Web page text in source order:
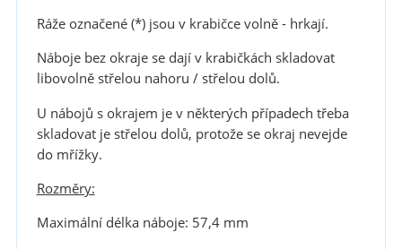
Ráže označené (*) jsou v krabičce volně - hrkají.
Náboje bez okraje se dají v krabičkách skladovat
libovolně střelou nahoru / střelou dolů.
U nábojů s okrajem je v některých případech třeba
skladovat je střelou dolů, protože se okraj nevejde
do mřížky.
Rozměry:
Maximální délka náboje: 57,4 mm